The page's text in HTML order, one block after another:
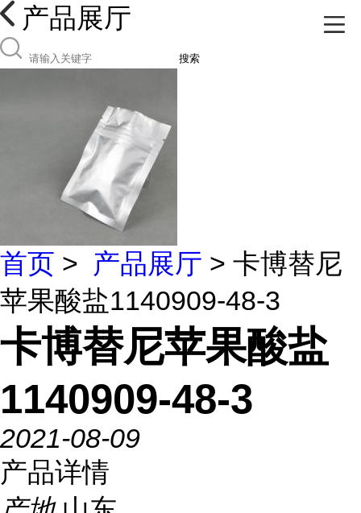
产品展厅
搜索
首页 > 产品展厅 > 卡博替尼
苹果酸盐1140909-48-3
卡博替尼苹果酸盐
1140909-48-3
2021-08-09
产品详情